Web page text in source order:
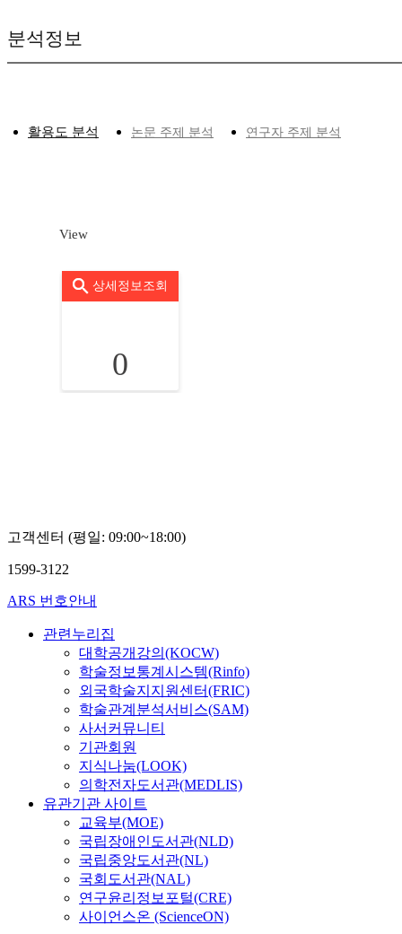
분석정보
활용도 분석 논문 주제 분석 연구자 주제 분석
View
상세정보조회
0
고객센터 (평일: 09:00~18:00)
1599-3122
ARS 번호안내
관련누리집
대학공개강의(KOCW)
학술정보통계시스템(Rinfo)
외국학술지지원센터(FRIC)
학술관계분석서비스(SAM)
사서커뮤니티
기관회원
지식나눔(LOOK)
의학전자도서관(MEDLIS)
유관기관 사이트
교육부(MOE)
국립장애인도서관(NLD)
국립중앙도서관(NL)
국회도서관(NAL)
연구윤리정보포털(CRE)
사이언스온 (ScienceON)